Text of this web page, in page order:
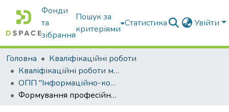
Фонди
та
зібрання
Пошук за
критеріями
Статистика Увійти
Головна
Кваліфікаційні роботи
Кваліфікаційні роботи магістрів
ОПП "Інформаційно-комунікаційні технології в освіті"
Формування професійного стилю майбутніх педагогів (на прикладі НУБіП України)